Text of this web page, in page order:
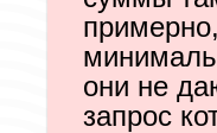
они не
запрос